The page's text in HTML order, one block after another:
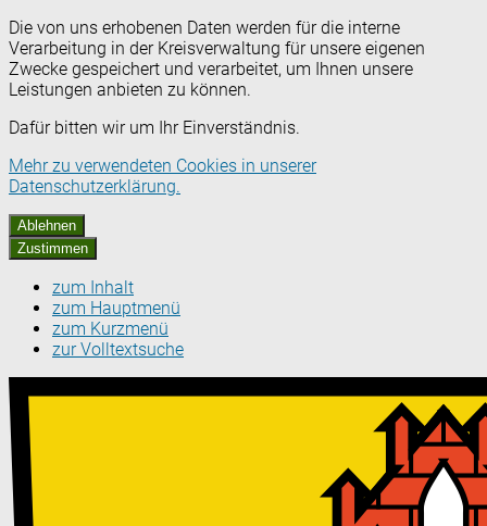
Die von uns erhobenen Daten werden für die interne
Verarbeitung in der Kreisverwaltung für unsere eigenen
Zwecke gespeichert und verarbeitet, um Ihnen unsere
Leistungen anbieten zu können.
Dafür bitten wir um Ihr Einverständnis.
Mehr zu verwendeten Cookies in unserer
Datenschutzerklärung.
Ablehnen
Zustimmen
zum Inhalt
zum Hauptmenü
zum Kurzmenü
zur Volltextsuche